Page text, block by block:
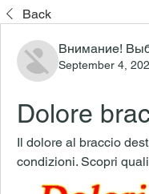
Back
Внимание!
September 4,
Dolore
Il dolore al braccio
condizioni. Scopri